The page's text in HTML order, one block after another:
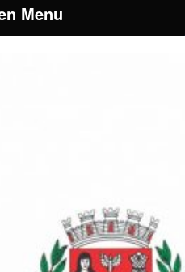
Menu